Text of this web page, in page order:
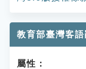
教育部臺灣客語
屬性：